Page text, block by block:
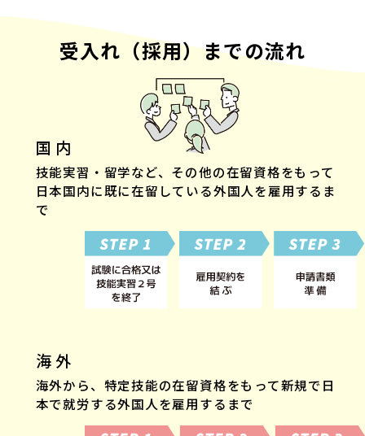
受入れ（採用）までの流れ
国 内
技能実習・留学など、その他の在留資格をもって
日本国内に既に在留している外国人を雇用するま
で
海 外
海外から、特定技能の在留資格をもって新規で日
本で就労する外国人を雇用するまで